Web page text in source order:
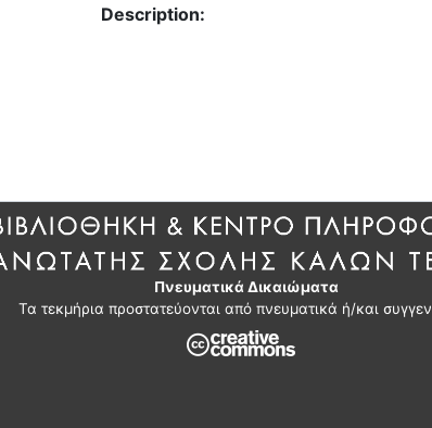
Description:
Πνευματικά Δικαιώματα
Τα τεκμήρια προστατεύονται από πνευματικά ή/και